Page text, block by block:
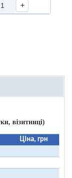
+
візитниці)
Ціна, грн